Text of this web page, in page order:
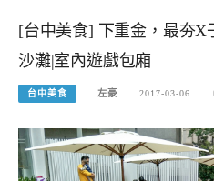
[台中美食] 下重金，最夯X
沙灘|室內遊戲包廂
台中美食 左豪 2017-03-06